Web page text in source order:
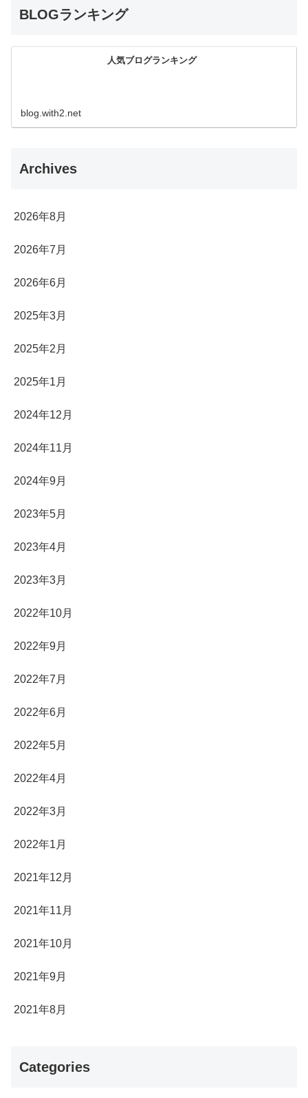
BLOGランキング
人気ブログランキング
blog.with2.net
Archives
2026年8月
2026年7月
2026年6月
2025年3月
2025年2月
2025年1月
2024年12月
2024年11月
2024年9月
2023年5月
2023年4月
2023年3月
2022年10月
2022年9月
2022年7月
2022年6月
2022年5月
2022年4月
2022年3月
2022年1月
2021年12月
2021年11月
2021年10月
2021年9月
2021年8月
Categories